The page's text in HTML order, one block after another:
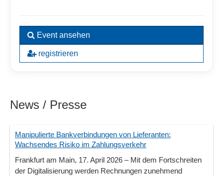
Event ansehen
registrieren
News / Presse
Manipulierte Bankverbindungen von Lieferanten:
Wachsendes Risiko im Zahlungsverkehr
Frankfurt am Main, 17. April 2026 – Mit dem Fortschreiten
der Digitalisierung werden Rechnungen zunehmend